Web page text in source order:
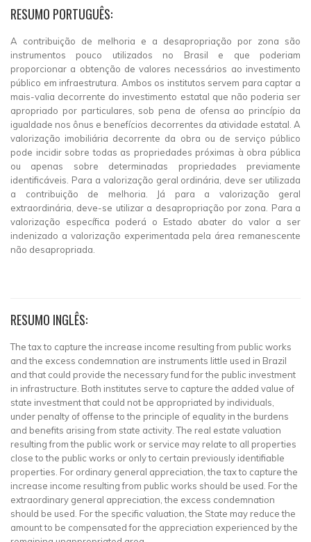
RESUMO PORTUGUÊS:
A contribuição de melhoria e a desapropriação por zona são
instrumentos pouco utilizados no Brasil e que poderiam
proporcionar a obtenção de valores necessários ao investimento
público em infraestrutura. Ambos os institutos servem para captar a
mais-valia decorrente do investimento estatal que não poderia ser
apropriado por particulares, sob pena de ofensa ao princípio da
igualdade nos ônus e benefícios decorrentes da atividade estatal. A
valorização imobiliária decorrente da obra ou de serviço público
pode incidir sobre todas as propriedades próximas à obra pública
ou apenas sobre determinadas propriedades previamente
identificáveis. Para a valorização geral ordinária, deve ser utilizada
a contribuição de melhoria. Já para a valorização geral
extraordinária, deve-se utilizar a desapropriação por zona. Para a
valorização específica poderá o Estado abater do valor a ser
indenizado a valorização experimentada pela área remanescente
não desapropriada.
RESUMO INGLÊS:
The tax to capture the increase income resulting from public works
and the excess condemnation are instruments little used in Brazil
and that could provide the necessary fund for the public investment
in infrastructure. Both institutes serve to capture the added value of
state investment that could not be appropriated by individuals,
under penalty of offense to the principle of equality in the burdens
and benefits arising from state activity. The real estate valuation
resulting from the public work or service may relate to all properties
close to the public works or only to certain previously identifiable
properties. For ordinary general appreciation, the tax to capture the
increase income resulting from public works should be used. For the
extraordinary general appreciation, the excess condemnation
should be used. For the specific valuation, the State may reduce the
amount to be compensated for the appreciation experienced by the